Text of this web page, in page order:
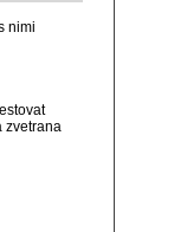
nimi
zvetrana